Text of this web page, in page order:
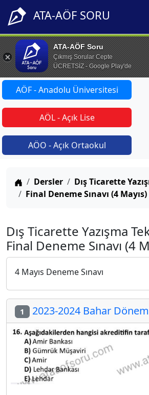
ATA-AÖF SORU
ATA-AÖF Soru
Çıkmış Sorular Cepte
ÜCRETSİZ - Google Play'de
AÖF - Anadolu Üniversitesi
AÖL - Açık Lise
AÖO - Açık Ortaokul
Anasayfa
Dersler
Dış Ticarette
Final Deneme Sınavı (4 Mayıs)
Dış Ticarette Yazışma
Final Deneme Sınavı (4
4 Mayıs Deneme Sınavı
1 2023-2024 Bahar Dönemi